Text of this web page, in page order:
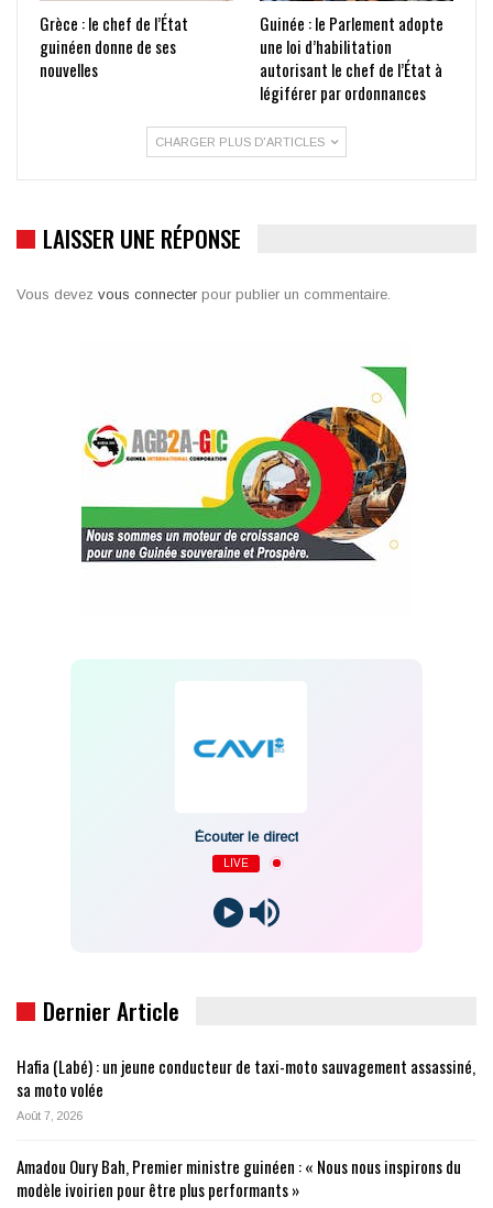
Grèce : le chef de l’État
guinéen donne de ses
nouvelles
Guinée : le Parlement adopte
une loi d’habilitation
autorisant le chef de l’État à
légiférer par ordonnances
CHARGER PLUS D'ARTICLES
LAISSER UNE RÉPONSE
Vous devez vous connecter pour publier un commentaire.
Écouter le direct
LIVE
Dernier Article
Hafia (Labé) : un jeune conducteur de taxi-moto sauvagement assassiné,
sa moto volée
Août 7, 2026
Amadou Oury Bah, Premier ministre guinéen : « Nous nous inspirons du
modèle ivoirien pour être plus performants »